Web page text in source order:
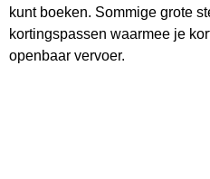
kunt boeken. Sommige grote
kortingspassen waarmee je
openbaar vervoer.